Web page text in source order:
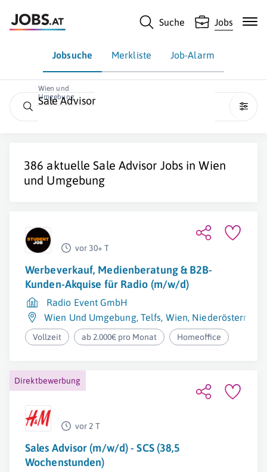
Suche Jobs
Jobsuche Merkliste Job-Alarm
Wien und
Umgebung
Sale Advisor
386 aktuelleSale Advisor Jobs in Wien
und Umgebung
vor 30+ T
Werbeverkauf, Medienberatung & B2B-
Kunden-Akquise für Radio (m/w/d)
Radio Event GmbH
Wien Und Umgebung, Telfs, Wien, Niederösterreich
Vollzeit ab 2.000€ pro Monat Homeoffice
Direktbewerbung
vor 2 T
Sales Advisor (m/w/d) - SCS (38,5
Wochenstunden)